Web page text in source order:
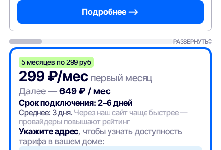
Подробнее —>
РАЗВЕРНУТЬ
5 месяцев по 299 руб
299 ₽/мес первый месяц
Далее —649 ₽ / мес
Срок подключения: 2–6 дней
Среднее: 3 дня. Через наш сайт чаще быстрее —
провайдеры повышают рейтинг
Укажите адрес, чтобы узнать доступность
тарифа в вашем доме: